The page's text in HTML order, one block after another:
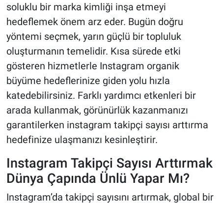
soluklu bir marka kimliği inşa etmeyi
hedeflemek önem arz eder. Bugün doğru
yöntemi seçmek, yarın güçlü bir topluluk
oluşturmanın temelidir. Kısa sürede etki
gösteren hizmetlerle Instagram organik
büyüme hedeflerinize giden yolu hızla
katedebilirsiniz. Farklı yardımcı etkenleri bir
arada kullanmak, görünürlük kazanmanızı
garantilerken instagram takipçi sayısı arttırma
hedefinize ulaşmanızı kesinleştirir.
Instagram Takipçi Sayısı Arttırmak
Dünya Çapında Ünlü Yapar Mı?
Instagram’da takipçi sayısını artırmak, global bir